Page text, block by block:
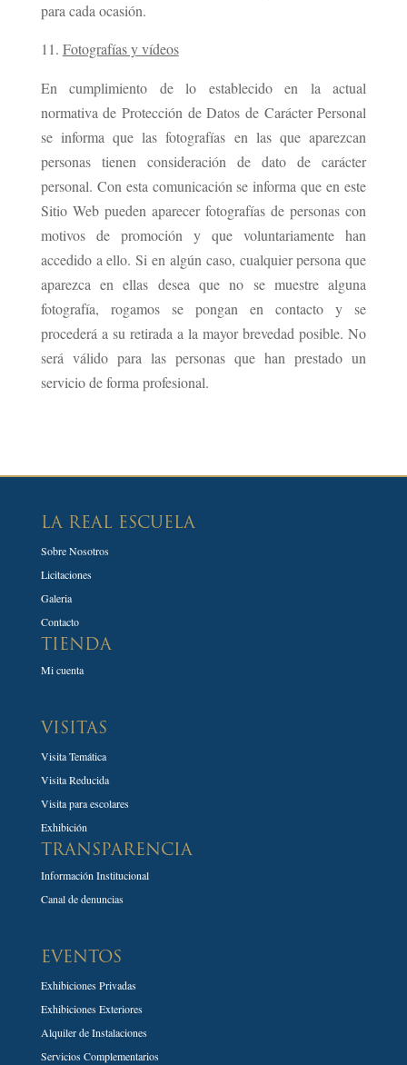
para cada ocasión.
Fotografías y vídeos
En cumplimiento de lo establecido en la actual
normativa de Protección de Datos de Carácter Personal
se informa que las fotografías en las que aparezcan
personas tienen consideración de dato de carácter
personal. Con esta comunicación se informa que en este
Sitio Web pueden aparecer fotografías de personas con
motivos de promoción y que voluntariamente han
accedido a ello. Si en algún caso, cualquier persona que
aparezca en ellas desea que no se muestre alguna
fotografía, rogamos se pongan en contacto y se
procederá a su retirada a la mayor brevedad posible. No
será válido para las personas que han prestado un
servicio de forma profesional.
LA REAL ESCUELA
Sobre Nosotros
Licitaciones
Galeria
Contacto
TIENDA
Mi cuenta
VISITAS
Visita Temática
Visita Reducida
Visita para escolares
Exhibición
TRANSPARENCIA
Información Institucional
Canal de denuncias
EVENTOS
Exhibiciones Privadas
Exhibiciones Exteriores
Alquiler de Instalaciones
Servicios Complementarios